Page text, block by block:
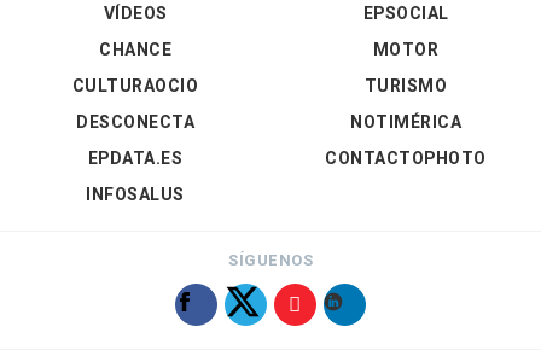
VÍDEOS
EPSOCIAL
CHANCE
CULTURAOCIO
DESCONECTA
EPDATA.ES
INFOSALUS
MOTOR
TURISMO
NOTIMÉRICA
CONTACTOPHOTO
SÍGUENOS